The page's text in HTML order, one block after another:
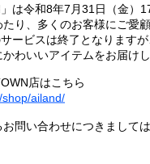
は令和8年7月31日（金）
り、多くのお客様にご愛
ービスは終了となります
わいいアイテムをお届け
店はこちら
ailand/
問い合わせにつきまして